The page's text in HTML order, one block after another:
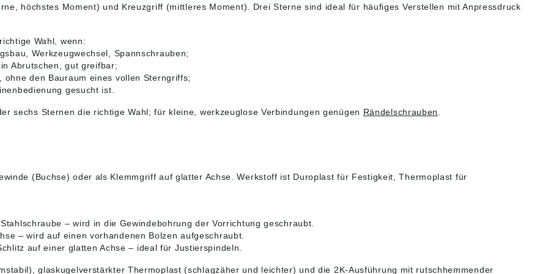
höchstes Moment) und Kreuzgriff (mittleres Moment). Drei Sterne sind ideal für häufiges Verstellen mit Anpressdruck
Wahl, wenn:
Werkzeugwechsel, Spannschrauben;
Abrutschen, gut greifbar;
ohne den Bauraum eines vollen Sterngriffs;
gesucht ist.
sechs Sternen die richtige Wahl; für kleine, werkzeuglose Verbindungen genügen Rändelschrauben.
(Buchse) oder als Klemmgriff auf glatter Achse. Werkstoff ist Duroplast für Festigkeit, Thermoplast für
– wird in die Gewindebohrung der Vorrichtung geschraubt.
– wird auf einen vorhandenen Bolzen aufgeschraubt.
auf einer glatten Achse – ideal für Justierspindeln.
glaskugelverstärkter Thermoplast (schlagzäher und leichter) und die 2K-Ausführung mit rutschhemmender